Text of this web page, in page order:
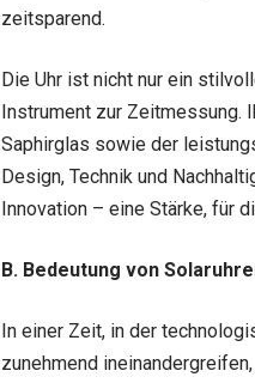
zeitsparend.
Die Uhr ist nicht nur ein
Instrument zur
Saphirglas sowie der
Design, Technik und
Innovation – eine Stärke, für
B. Bedeutung von
In einer Zeit, in der
zunehmend